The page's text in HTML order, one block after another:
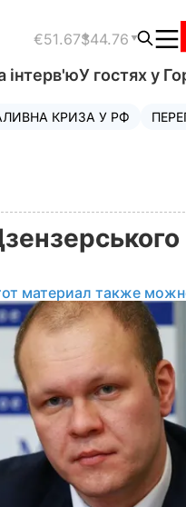
€51.67$44.76
інтерв'юУ гостях у
КРИЗА У РФ
материал также